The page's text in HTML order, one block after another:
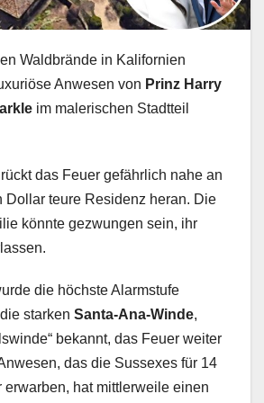
Waldbrände in Kalifornien
Anwesen von Prinz Harry
im malerischen Stadtteil
rückt das Feuer gefährlich nahe an
Dollar teure Residenz heran. Die
könnte gezwungen sein, ihr
die höchste Alarmstufe
starken Santa-Ana-Winde,
bekannt, das Feuer weiter
das die Sussexes für 14
erwarben, hat mittlerweile einen